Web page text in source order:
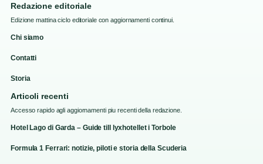
Redazione editoriale
Edizione mattina ciclo editoriale con aggiornamenti continui.
Chi siamo
Contatti
Storia
Articoli recenti
Accesso rapido agli aggiornamenti piu recenti della redazione.
Hotel Lago di Garda – Guide till lyxhotellet i Torbole
Formula 1 Ferrari: notizie, piloti e storia della Scuderia